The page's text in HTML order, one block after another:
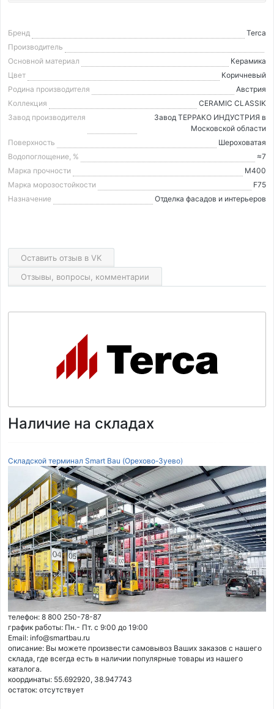
Бренд
Terca
Производитель
Основной материал
Керамика
Цвет
Коричневый
Родина производителя
Австрия
Коллекция
CERAMIC CLASSIK
Завод производителя
Завод ТЕРРАКО ИНДУСТРИЯ в
Московской области
Поверхность
Шероховатая
Водопоглощение, %
≈7
Марка прочности
М400
Марка морозостойкости
F75
Назначение
Отделка фасадов и интерьеров
Оставить отзыв в VK
Отзывы, вопросы, комментарии
Наличие на складах
Складской терминал Smart Bau (Орехово-Зуево)
телефон: 8 800 250-78-87
график работы: Пн.- Пт. с 9:00 до 19:00
Email: info@smartbau.ru
описание: Вы можете произвести самовывоз Ваших заказов с нашего
склада, где всегда есть в наличии популярные товары из нашего
каталога.
координаты: 55.692920, 38.947743
остаток: отсутствует